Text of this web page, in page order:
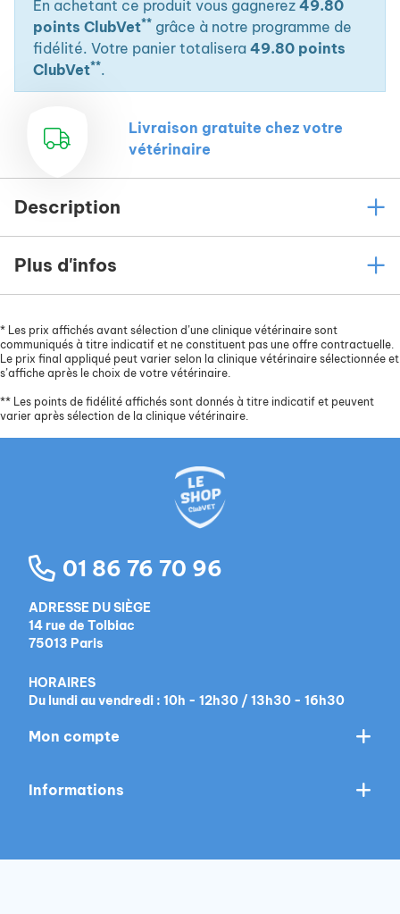
En achetant ce produit vous gagnerez 49.80
points ClubVet** grâce à notre programme de
fidélité. Votre panier totalisera 49.80 points
ClubVet**.
Livraison gratuite chez votre
vétérinaire
Description
Plus d'infos
* Les prix affichés avant sélection d’une clinique vétérinaire sont
communiqués à titre indicatif et ne constituent pas une offre contractuelle.
Le prix final appliqué peut varier selon la clinique vétérinaire sélectionnée et
s’affiche après le choix de votre vétérinaire.
** Les points de fidélité affichés sont donnés à titre indicatif et peuvent
varier après sélection de la clinique vétérinaire.
01 86 76 70 96
ADRESSE DU SIÈGE
14 rue de Tolbiac
75013 Paris
HORAIRES
Du lundi au vendredi : 10h - 12h30 / 13h30 - 16h30
Mon compte
Informations